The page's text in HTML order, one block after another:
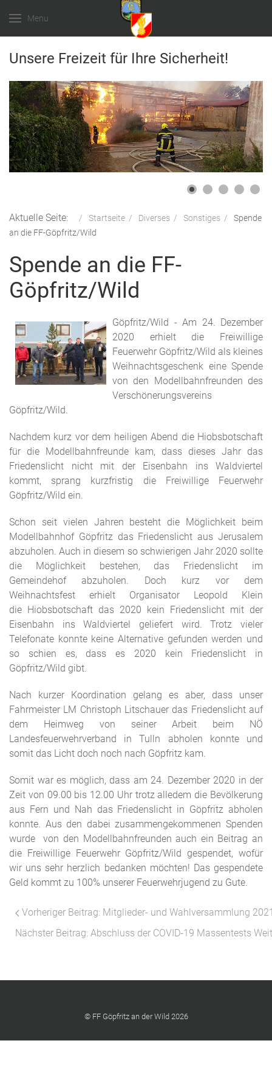
Menu
Unsere Freizeit für Ihre Sicherheit!
Aktuelle Seite: Startseite Diverses Sonstiges
Spende
an die FF-Göpfritz/Wild
Spende an die FF-
Göpfritz/Wild
Göpfritz/Wild - Am 24. Dezember
2020 erhielt die Freiwillige
Feuerwehr Göpfritz/Wild als kleines
Weihnachtsgeschenk eine Spende
von den Modellbahnfreunden des
Verschönerungsvereins
Göpfritz/Wild.
Nachdem kurz vor dem heiligen Abend die Hiobsbotschaft
für die Modellbahnfreunde kam, dass dieses Jahr das
Friedenslicht nicht mit der Eisenbahn ins Waldviertel
kommt, sprang kurzfristig die Freiwillige Feuerwehr
Göpfritz/Wild ein.
Schon seit vielen Jahren besteht die Möglichkeit beim
Modellbahnhof Göpfritz das Friedenslicht aus Jerusalem
abzuholen. Auch in diesem so schwierigen Jahr 2020 sollte
die Möglichkeit bestehen, das Friedenslicht im
Gemeindehof abzuholen. Doch kurz vor dem
Weihnachtsfest erhielt Organisator Leopold Klein
die Hiobsbotschaft das 2020 kein Friedenslicht mit der
Eisenbahn ins Waldviertel geliefert wird. Trotz vieler
Telefonate konnte keine Alternative gefunden werden und
so schien es, dass es 2020 kein Friedenslicht in
Göpfritz/Wild gibt.
Nach kurzer Koordination gelang es aber, dass unser
Fahrmeister LM Christoph Litschauer das Friedenslicht auf
dem Heimweg von seiner Arbeit beim NÖ
Landesfeuerwehrverband in Tulln abholen konnte und
somit das Licht doch noch nach Göpfritz kam.
Somit war es möglich, dass am 24. Dezember 2020 in der
Zeit von 09.00 bis 12.00 Uhr trotz alledem die Bevölkerung
aus Fern und Nah das Friedenslicht in Göpfritz abholen
konnte. Aus den dabei zusammengekommenen Spenden
wurde von den Modellbahnfreunden auch ein Beitrag an
die Freiwillige Feuerwehr Göpfritz/Wild gespendet, wofür
wir uns sehr herzlich bedanken möchten! Das gespendete
Geld kommt zu 100% unserer Feuerwehrjugend zu Gute.
Vorheriger Beitrag: Mitglieder- und Wahlversammlung
Nächster Beitrag: Abschluss der COVID-19 Massentests
© FF Göpfritz an der Wild 2026